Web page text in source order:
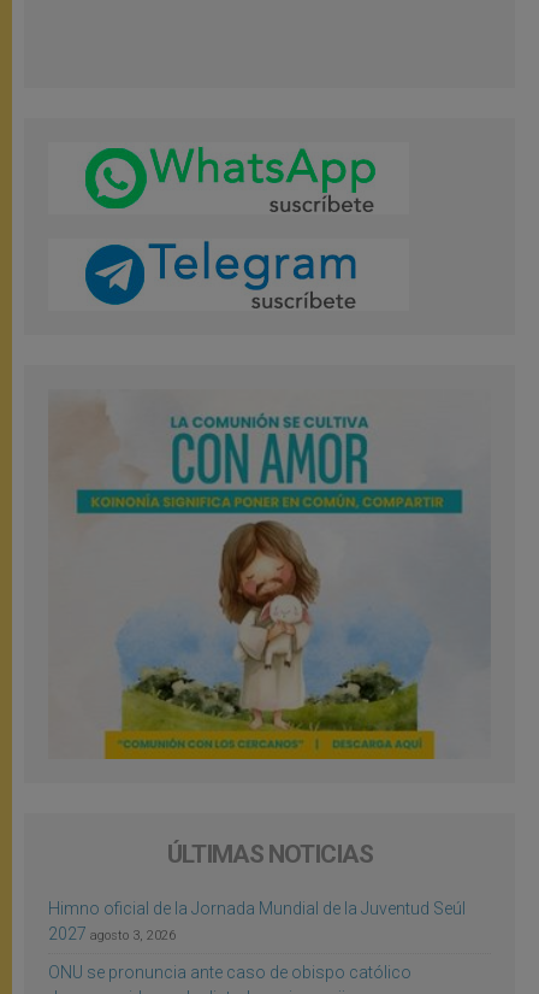
ÚLTIMAS NOTICIAS
Himno oficial de la Jornada Mundial de la Juventud Seúl
2027 agosto 3, 2026
ONU se pronuncia ante caso de obispo católico